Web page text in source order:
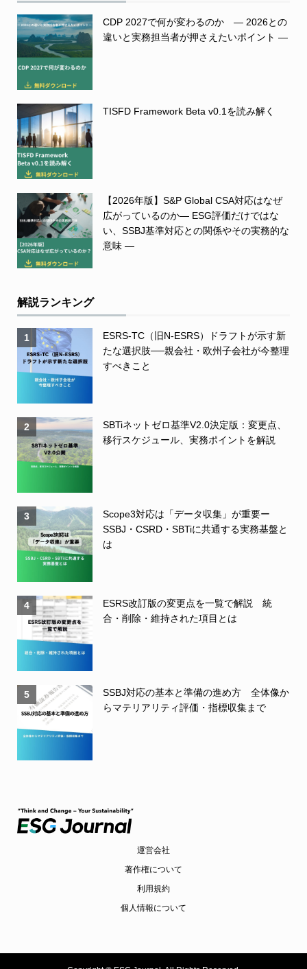
CDP 2027で何が変わるのか ― 2026との
違いと実務担当者が押さえたいポイント ―
TISFD Framework Beta v0.1を読み解く
【2026年版】S&P Global CSA対応はなぜ
広がっているのか― ESG評価だけではな
い、SSBJ基準対応との関係やその実務的な
意味 ―
解説ランキング
1
ESRS-TC（旧N-ESRS）ドラフトが示す新
たな選択肢──親会社・欧州子会社が今整理
すべきこと
2
SBTiネットゼロ基準V2.0決定版：変更点、
移行スケジュール、実務ポイントを解説
3
Scope3対応は「データ収集」が重要ー
SSBJ・CSRD・SBTiに共通する実務基盤と
は
4
ESRS改訂版の変更点を一覧で解説 統
合・削除・維持された項目とは
5
SSBJ対応の基本と準備の進め方 全体像か
らマテリアリティ評価・指標収集まで
運営会社
著作権について
利用規約
個人情報について